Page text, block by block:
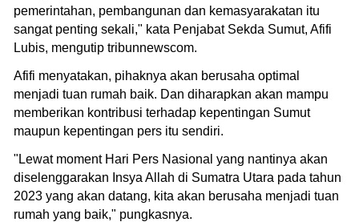
pemerintahan, pembangunan dan kemasyarakatan itu
sangat penting sekali," kata Penjabat Sekda Sumut, Afifi
Lubis, mengutip tribunnewscom.
Afifi menyatakan, pihaknya akan berusaha optimal
menjadi tuan rumah baik. Dan diharapkan akan mampu
memberikan kontribusi terhadap kepentingan Sumut
maupun kepentingan pers itu sendiri.
"Lewat moment Hari Pers Nasional yang nantinya akan
diselenggarakan Insya Allah di Sumatra Utara pada tahun
2023 yang akan datang, kita akan berusaha menjadi tuan
rumah yang baik," pungkasnya.